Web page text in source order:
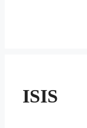
ISIS